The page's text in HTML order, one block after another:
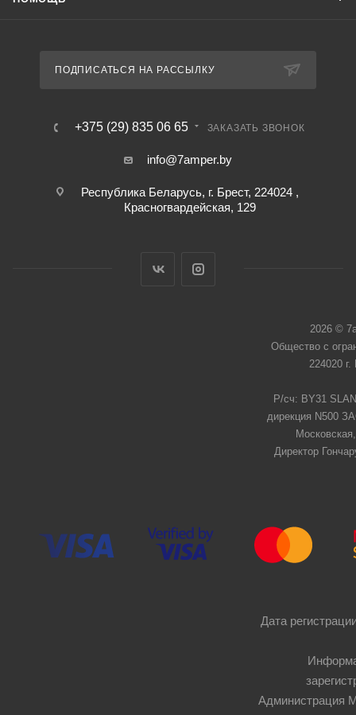
ПОДПИСАТЬСЯ НА РАССЫЛКУ
+375 (29) 835 06 65 ЗАКАЗАТЬ ЗВОНОК
info@7amper.by
Республика Беларусь, г. Брест, 224024 ,
Красногвардейская, 129
2026 ©
Общество с
224020
Р/сч: BY31
дирекция N500
Директор
Дата
Администрация